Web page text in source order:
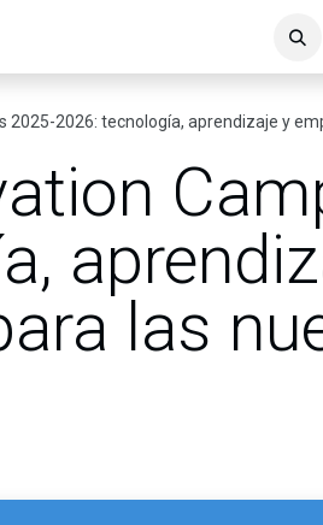
2025-2026: tecnología, aprendizaje y
las